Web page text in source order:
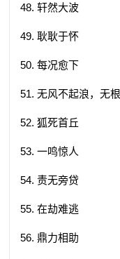
48. 轩然大波
49. 耿耿于怀
50. 每况愈下
51. 无风不起浪，无
52. 狐死首丘
53. 一鸣惊人
54. 责无旁贷
55. 在劫难逃
56. 鼎力相助